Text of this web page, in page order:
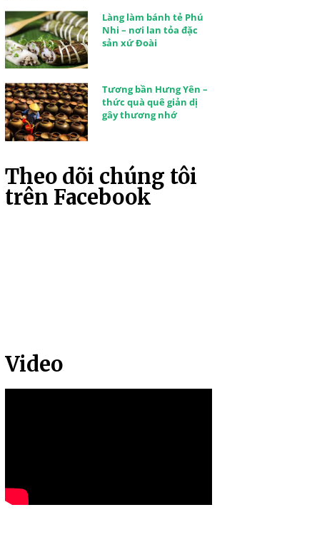
Làng làm bánh tẻ Phú
Nhi – nơi lan tỏa đặc
sản xứ Đoài
Tương bần Hưng Yên –
thức quà quê giản dị
gây thương nhớ
Theo dõi chúng tôi
trên Facebook
Video